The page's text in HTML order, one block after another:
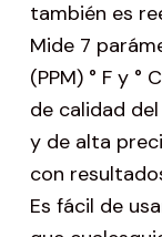
también es
Mide 7
(PPM) ° F y
de calidad
y de alta
con
Es fácil de